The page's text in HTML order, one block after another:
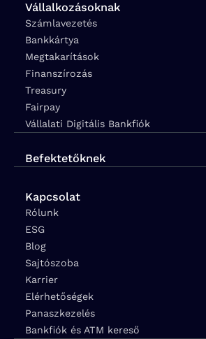
Vállalkozásoknak
Számlavezetés
Bankkártya
Megtakarítások
Finanszírozás
Treasury
Fairpay
Vállalati Digitális Bankfiók
Befektetőknek
Kapcsolat
Rólunk
ESG
Blog
Sajtószoba
Karrier
Elérhetőségek
Panaszkezelés
Bankfiók és ATM kereső